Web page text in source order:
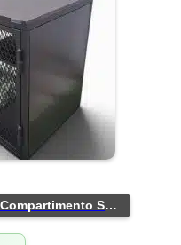
Escritorio Con Estantes Y Compartimento Seguro